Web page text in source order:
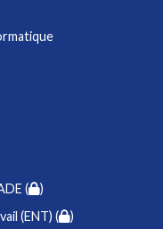
(
)
(ENT) (
)